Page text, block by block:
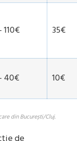
35€
40€ 10€
din București/Cluj.